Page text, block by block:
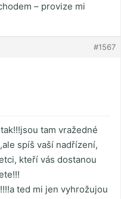
– provize mi
#1567
tam vražedné
spíš vaší nadřízení,
kteří vás dostanou
ted mi jen vyhrožujou